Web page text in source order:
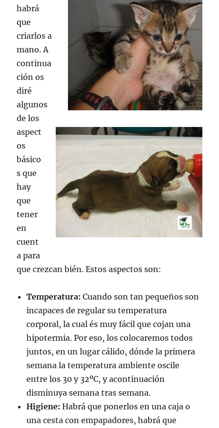
habrá
que
criarlos a
mano. A
continua
ción os
diré
algunos
de los
aspect
os
básico
s que
hay
que
tener
en
cuent
a para
que crezcan bién. Estos aspectos son:
Temperatura: Cuando son tan pequeños son
incapaces de regular su temperatura
corporal, la cual és muy fácil que cojan una
hipotermia. Por eso, los colocaremos todos
juntos, en un lugar cálido, dónde la primera
semana la temperatura ambiente oscile
entre los 30 y 32ºC, y acontinuación
disminuya semana tras semana.
Higiene: Habrá que ponerlos en una caja o
una cesta con empapadores, habrá que